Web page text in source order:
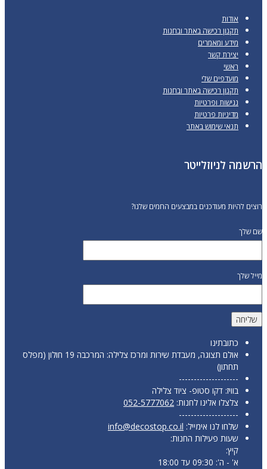
אודות
תקנון רכישה באתר ובחנות
מידע ומאמרים
יצירת קשר
ראשי
מועדפים שלי
תקנון רכישה באתר ובחנות
נגישות ופרטיות
מדיניות פרטיות
תנאי שימוש באתר
הרשמה לניוזלייטר
רוצים להיות מעודכנים במבצעים החמים שלנו?
שם שלך
מייל שלך
כתובתינו
אולם תצוגה, מעבדת שירות ומרכז צלילה: המרכבה 19 חולון (מפלס
תחתון)
--------------------
בוויז: דקו סטופ- ציוד צלילה
צלצלו אלינו לחנות: 052-5777062
--------------------
שלחו לנו אימייל: info@decostop.co.il
שעות פעילות החנות:
קיץ:
א' - ה': 09:30 עד 18:00